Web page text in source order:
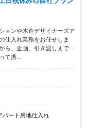
ョンや木造デザイナーズア
仕入れ業務をお任せしま
ら、企画、引き渡しまで一
て携...
パート用地仕入れ